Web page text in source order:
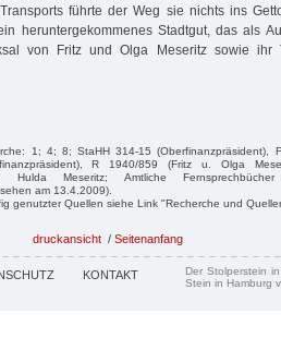
führte der Weg sie nichts ins
heruntergekommenes Stadtgut, das als
von Fritz und Olga Meseritz sowie ihr
1; 4; 8; StaHH 314-15 (Oberfinanzpräsident),
R 1940/859 (Fritz u. Olga
Hulda Meseritz; Amtliche
am 13.4.2009).
genutzter Quellen siehe Link "Recherche und
druckansicht / Seitenanfang
KONTAKT
Der Stolperstein
Stein in Hamburg